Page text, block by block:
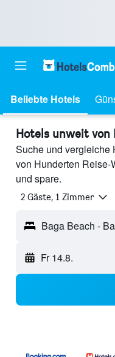
Beliebte Hotels
Hotels unweit von
Suche und vergleiche
von Hunderten
und spare.
2 Gäste, 1 Zimmer
Baga Beach -
Fr 14.8.